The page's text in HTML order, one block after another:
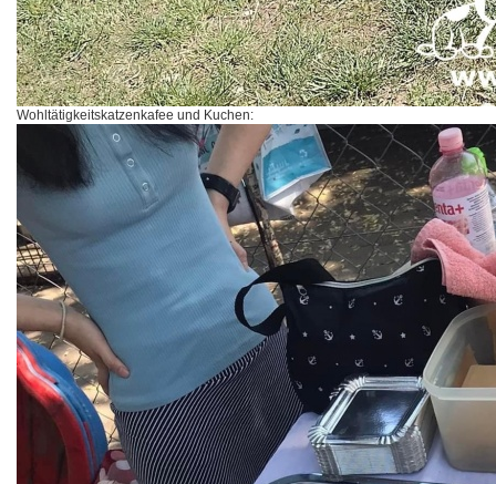
Wohltätigkeitskatzenkafee und Kuchen: